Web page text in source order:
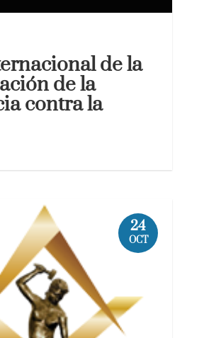
de la
de la
contra la
24
OCT